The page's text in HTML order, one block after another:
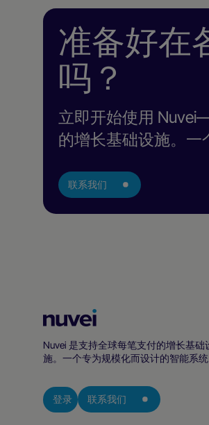
准备好在
吗？
立即开始使用
的增长基础设施。一
联系我们
Nuvei
页
Nuvei 是支持全球每笔支付的增长基础
施。一个专为规模化而设计的智能系统
登录 联系我们